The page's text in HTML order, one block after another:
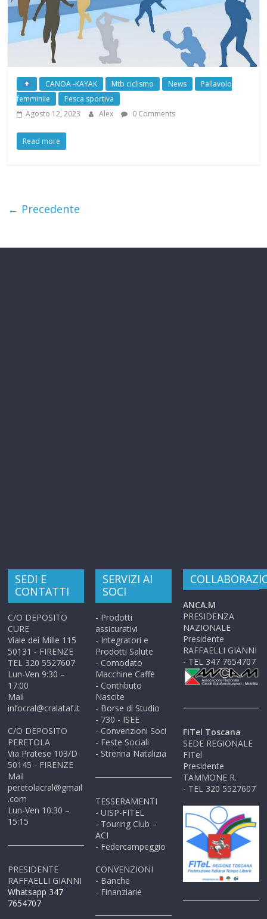
CANOA -KAYAK Mtb ciclismo News
Pallavolo
femminile
Pesca sportiva
Agosto 12, 2023
Alex 0 Comments
Read more
← Precedente
SEDI E
CONTATTI
C/O DEPOSITO
CURE
Viale dei Mille 115
50131 - FIRENZE
TEL 320 5527607
Lun-Ven 9:30 –
17:00
Mail
infocral@cralataf.it
C/O DEPOSITO
PERETOLA
Via Pratese 103/D
50145 - FIRENZE
Mail
peretolacral@gmail
.com
Lun-Ven 10:30 –
15:15
PRESIDENTE
RAFFAELLI GIANNI
Whatsapp 347
7654707
SERVIZI AI
SOCI
- Prodotti
assicurativi
- Integratori e
Prodotti Salute
- Comodato
Macchine Caffè
- Contributo
Nascite
- Borse di Studio
- 730 - ISEE
- Convenzioni Soci
- Feste Sociali
- Strenna Natalizia
TESSERAMENTI
- UISP-FITEL
- Touring Club –
ACI
- Federcampeggio
CONVENZIONI
- Banche
- Finanziarie
ANCA.M
PRESIDENZA
NAZIONALE
Presidente
RAFFAELLI GIANNI
- TEL 347 7654707
FITel Toscana
SEDE REGIONALE
FITel
Presidente
TAMMONE R.
- TEL 320 5527607